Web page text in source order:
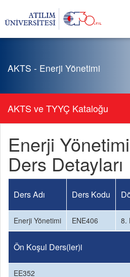
AKTS - Enerji Yönetimi
AKTS ve TYYÇ Kataloğu
Enerji
Ders Detayları
Ders Adı Ders Kodu
Enerji Yönetimi ENE406 8.
Ön Koşul Ders(ler)i
EE352